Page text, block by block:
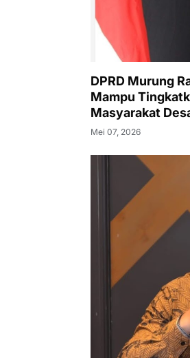
DPRD Murung
Mampu
Masyarakat
Mei 07, 2026